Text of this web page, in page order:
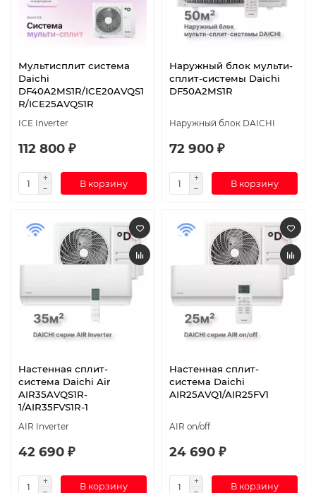
Мультисплит система
Daichi
DF40A2MS1R/ICE20AVQS1
R/ICE25AVQS1R
ICE Inverter
112 800 ₽
В корзину
Наружный блок мульти-
сплит-системы Daichi
DF50A2MS1R
Наружный блок DAICHI
72 900 ₽
В корзину
Настенная сплит-
система Daichi Air
AIR35AVQS1R-
1/AIR35FVS1R-1
AIR Inverter
42 690 ₽
В корзину
Настенная сплит-
система Daichi
AIR25AVQ1/AIR25FV1
AIR on/off
24 690 ₽
В корзину